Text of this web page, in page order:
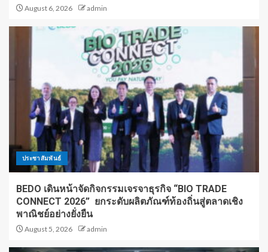
August 6, 2026 admin
ประชาสัมพันธ์
BEDO เดินหน้าจัดกิจกรรมเจรจาธุรกิจ “BIO TRADE
CONNECT 2026” ยกระดับผลิตภัณฑ์ท้องถิ่นสู่ตลาดเชิง
พาณิชย์อย่างยั่งยืน
August 5, 2026 admin